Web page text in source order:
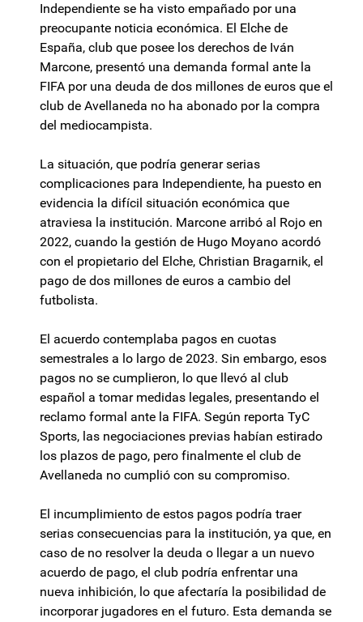
Independiente se ha visto empañado por una
preocupante noticia económica. El Elche de
España, club que posee los derechos de Iván
Marcone, presentó una demanda formal ante la
FIFA por una deuda de dos millones de euros que el
club de Avellaneda no ha abonado por la compra
del mediocampista.
La situación, que podría generar serias
complicaciones para Independiente, ha puesto en
evidencia la difícil situación económica que
atraviesa la institución. Marcone arribó al Rojo en
2022, cuando la gestión de Hugo Moyano acordó
con el propietario del Elche, Christian Bragarnik, el
pago de dos millones de euros a cambio del
futbolista.
El acuerdo contemplaba pagos en cuotas
semestrales a lo largo de 2023. Sin embargo, esos
pagos no se cumplieron, lo que llevó al club
español a tomar medidas legales, presentando el
reclamo formal ante la FIFA. Según reporta TyC
Sports, las negociaciones previas habían estirado
los plazos de pago, pero finalmente el club de
Avellaneda no cumplió con su compromiso.
El incumplimiento de estos pagos podría traer
serias consecuencias para la institución, ya que, en
caso de no resolver la deuda o llegar a un nuevo
acuerdo de pago, el club podría enfrentar una
nueva inhibición, lo que afectaría la posibilidad de
incorporar jugadores en el futuro. Esta demanda se